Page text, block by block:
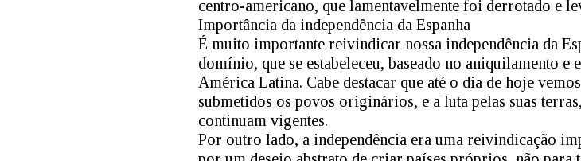
centro-americano, que lamentavelmente foi derrotado e
Importância da independência da Espanha
É muito importante reivindicar nossa independência da
domínio, que se estabeleceu, baseado no aniquilamento
América Latina. Cabe destacar que até o dia de hoje
submetidos os povos originários, e a luta pelas suas
continuam vigentes.
Por outro lado, a independência era uma reivindicação